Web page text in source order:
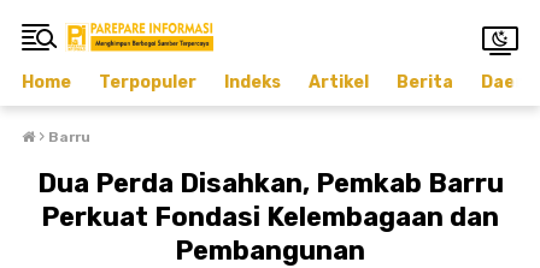
Home Terpopuler Indeks Artikel Berita
› Barru
Dua Perda Disahkan, Pemkab Barru
Perkuat Fondasi Kelembagaan dan
Pembangunan